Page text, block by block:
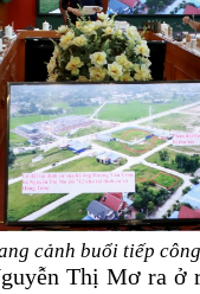
cảnh buổi tiếp
Thị Mơ ra